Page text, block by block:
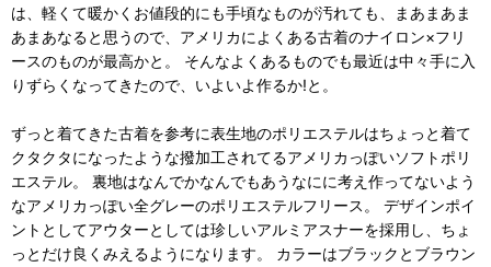
は、軽くて暖かくお値段的にも手頃なものが汚れても、まあまあま
あまあなると思うので、アメリカによくある古着のナイロン×フリ
ースのものが最高かと。 そんなよくあるものでも最近は中々手に入
りずらくなってきたので、いよいよ作るか!と。
ずっと着てきた古着を参考に表生地のポリエステルはちょっと着て
クタクタになったような撥加工されてるアメリカっぽいソフトポリ
エステル。 裏地はなんでかなんでもあうなにに考え作ってないよう
なアメリカっぽい全グレーのポリエステルフリース。 デザインポイ
ントとしてアウターとしては珍しいアルミアスナーを採用し、ちょ
っとだけ良くみえるようになります。 カラーはブラックとブラウン